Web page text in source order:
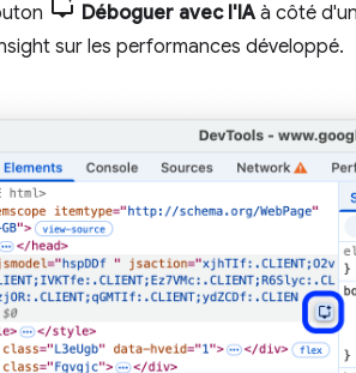
Déboguer avec l'IA à côté
sur les performances développé.